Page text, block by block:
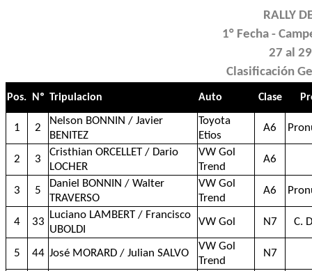
RALLY
1° Fecha -
27 al
Clasificación
Pos. Nº Tripulacion Auto Clase
1 2
Nelson BONNIN / Javier
BENITEZ
Toyota
Etios
A6
2 3
Cristhian ORCELLET / Dario
LOCHER
VW Gol
Trend
A6
3 5
Daniel BONNIN / Walter
TRAVERSO
VW Gol
Trend
A6
4 33
Luciano LAMBERT / Francisco
UBOLDI
VW Gol N7 C.
5 44 José MORARD / Julian SALVO
VW Gol
Trend
N7